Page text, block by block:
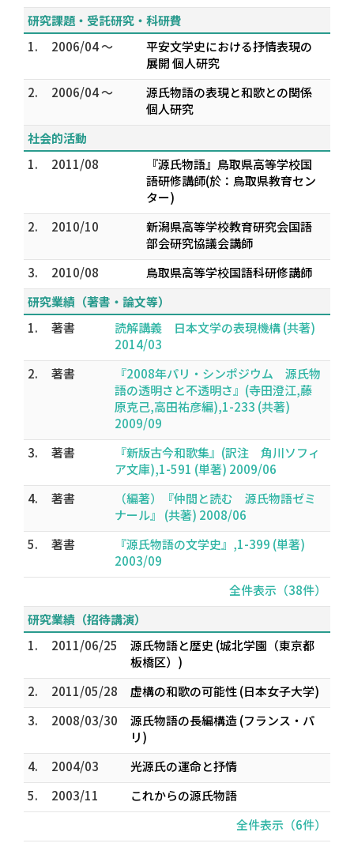
研究課題・受託研究・科研費
1.
2006/04 ～
平安文学史における抒情表現の
展開 個人研究
2.
2006/04 ～
源氏物語の表現と和歌との関係
個人研究
社会的活動
1.
2011/08
『源氏物語』鳥取県高等学校国
語研修講師(於：鳥取県教育セン
ター)
2.
2010/10
新潟県高等学校教育研究会国語
部会研究協議会講師
3.
2010/08
鳥取県高等学校国語科研修講師
研究業績（著書・論文等）
1.
著書
読解講義 日本文学の表現機構 (共著)
2014/03
2.
著書
『2008年パリ・シンポジウム 源氏物
語の透明さと不透明さ』(寺田澄江,藤
原克己,高田祐彦編),1-233 (共著)
2009/09
3.
著書
『新版古今和歌集』(訳注 角川ソフィ
ア文庫),1-591 (単著) 2009/06
4.
著書
（編著）『仲間と読む 源氏物語ゼミ
ナール』 (共著) 2008/06
5.
著書
『源氏物語の文学史』,1-399 (単著)
2003/09
全件表示（38件）
研究業績（招待講演）
1.
2011/06/25
源氏物語と歴史 (城北学園（東京都
板橋区）)
2.
2011/05/28
虚構の和歌の可能性 (日本女子大学)
3.
2008/03/30
源氏物語の長編構造 (フランス・パ
リ)
4.
2004/03
光源氏の運命と抒情
5.
2003/11
これからの源氏物語
全件表示（6件）